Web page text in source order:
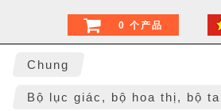
0 个产品
Chung
Bộ lục giác, bộ hoa thị, bộ